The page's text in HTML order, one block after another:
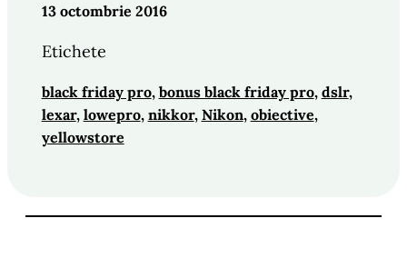
13 octombrie 2016
Etichete
black friday pro, bonus black friday pro, dslr ,
lexar, lowepro, nikkor, Nikon, obiective ,
yellowstore